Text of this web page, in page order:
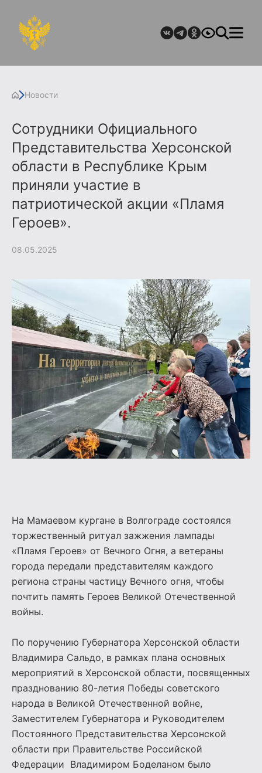
Новости
Сотрудники Официального
Представительства Херсонской
области в Республике Крым
приняли участие в
патриотической акции «Пламя
Героев».
08.05.2025
На Мамаевом кургане в Волгограде состоялся
торжественный ритуал зажжения лампады
«Пламя Героев» от Вечного Огня, а ветераны
города передали представителям каждого
региона страны частицу Вечного огня, чтобы
почтить память Героев Великой Отечественной
войны.
По поручению Губернатора Херсонской области
Владимира Сальдо, в рамках плана основных
мероприятий в Херсонской области, посвященных
празднованию 80-летия Победы советского
народа в Великой Отечественной войне,
Заместителем Губернатора и Руководителем
Постоянного Представительства Херсонской
области при Правительстве Российской
Федерации Владимиром Боделаном было